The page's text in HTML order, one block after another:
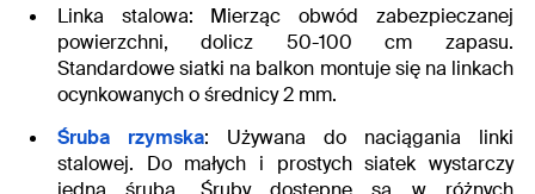
Linka stalowa: Mierząc obwód zabezpieczanej
powierzchni, dolicz 50-100 cm zapasu.
Standardowe siatki na balkon montuje się na linkach
ocynkowanych o średnicy 2 mm.
Śruba rzymska: Używana do naciągania linki
stalowej. Do małych i prostych siatek wystarczy